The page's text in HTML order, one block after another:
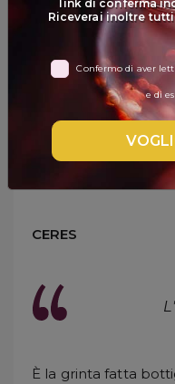
SPIRITS
BIRRE
DISPENSA
TUTTO A
Card
Blog
Birra
Ale
CERES
È la grinta fatta
link di conferma
Riceverai inoltre
Confermo di aver
e di